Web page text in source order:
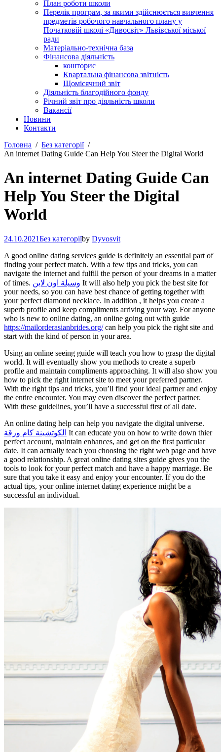
План роботи школи
Перелік програм, за якими здійснюється вивчення
предметів робочого навчального плану у
Початковій школі «Дивосвіт» Львівської міської
ради
Матеріально-технічна база
Фінансова діяльність
кошторис
Квартальна фінансова звітність
Щомісячний звіт
Діяльність благодійного фонду
Річний звіт про діяльність школи
Вакансії
Новини
Контакти
Головна
Без категорії
An internet Dating Guide Can Help You Steer the Digital World
An internet Dating Guide Can
Help You Steer the Digital
World
24.10.2021Без категоріїby Dyvosvit
A good online dating services guide is definitely an essential part of
finding your perfect match. With a few tips and tricks, you can
navigate the internet and fulfill the person of your dreams in a matter
of times. وسيلة اون لاين It will also help you pick the best site for
your needs, so you can have best chance of getting together with
your perfect diamond necklace. In addition , it helps you create a
superb profile and keep compliments arriving your way. For anyone
who is new to online dating, an online going out with guide
https://mailorderasianbrides.org/can help you pick the right site and
start with the kind of person in your area.
Using an online seeing guide will teach you how to grasp the digital
world. It will eventually show you methods to create a superb
profile and maintain compliments approaching. It will also show you
how to pick the right internet site to meet your preferred partner.
With the right tips and tricks, you’ll find your ideal partner and enjoy
the entire encounter. You may even discover the perfect partner.
With these guidelines, you’ll have a successful first of all date.
An online dating help can help you navigate the digital universe.
الكوتشينة كام ورقة It can educate you on how to write down thier
perfect account, maintain enhances, and get on the first particular
date. It can actually teach you choosing the right web page and have
a good relationship. A great online dating sites guide gives you the
tools to look for your perfect match and have a happy marriage. Be
sure that you take it easy and enjoy your encounter. If you do the
actual tips, your online internet dating experience might be a
successful an individual.